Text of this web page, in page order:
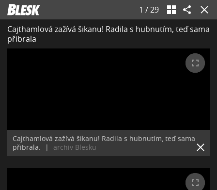
1 /29
Cajthamlová zažívá šikanu! Radila s hubnutím, teď sama
přibrala
Cajthamlová zažívá šikanu! Radila s hubnutím, teď sama
přibrala.
| archiv Blesku